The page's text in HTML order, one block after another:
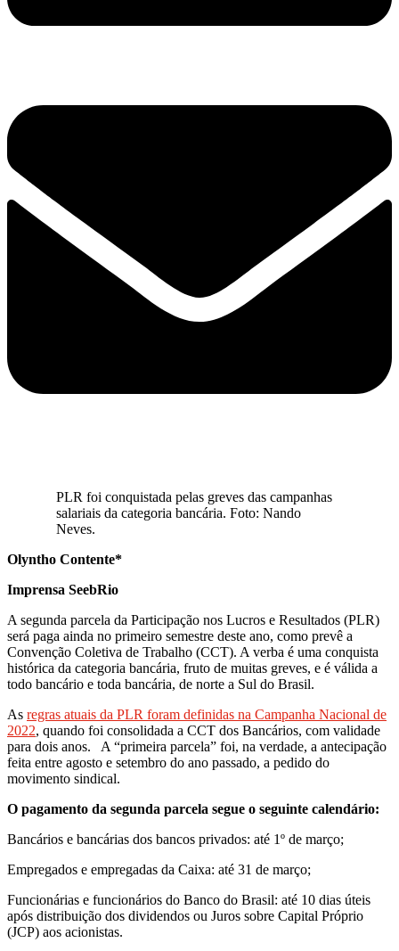
PLR foi conquistada pelas greves das campanhas
salariais da categoria bancária. Foto: Nando
Neves.
Olyntho Contente*
Imprensa SeebRio
A segunda parcela da Participação nos Lucros e Resultados (PLR)
será paga ainda no primeiro semestre deste ano, como prevê a
Convenção Coletiva de Trabalho (CCT). A verba é uma conquista
histórica da categoria bancária, fruto de muitas greves, e é válida a
todo bancário e toda bancária, de norte a Sul do Brasil.
As regras atuais da PLR foram definidas na Campanha Nacional de
2022, quando foi consolidada a CCT dos Bancários, com validade
para dois anos. A “primeira parcela” foi, na verdade, a antecipação
feita entre agosto e setembro do ano passado, a pedido do
movimento sindical.
O pagamento da segunda parcela segue o seguinte calendário:
Bancários e bancárias dos bancos privados: até 1º de março;
Empregados e empregadas da Caixa: até 31 de março;
Funcionárias e funcionários do Banco do Brasil: até 10 dias úteis
após distribuição dos dividendos ou Juros sobre Capital Próprio
(JCP) aos acionistas.